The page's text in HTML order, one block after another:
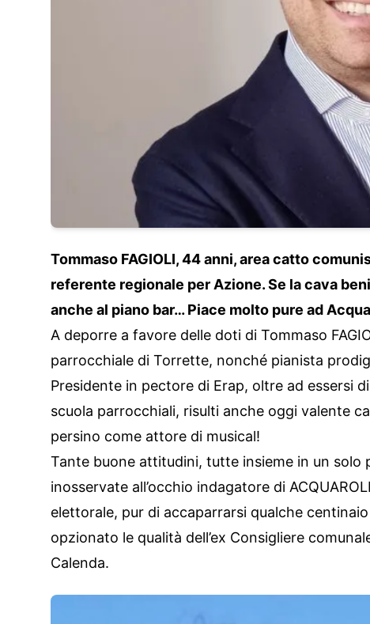
Tommaso FAGIOLI, 44 anni, area catto
referente regionale per Azione. Se la cava
anche al piano bar… Piace molto pure ad
A deporre a favore delle doti di Tommaso
parrocchiale di Torrette, nonché pianista
Presidente in pectore di Erap, oltre ad essersi
scuola parrocchiali, risulti anche oggi valente
persino come attore di musical!
Tante buone attitudini, tutte insieme in un solo
inosservate all’occhio indagatore di
elettorale, pur di accaparrarsi qualche
opzionato le qualità dell’ex Consigliere
Calenda.